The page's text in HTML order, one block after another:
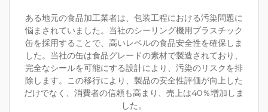
ある地元の食品加工業者は、包装工程における汚染問題に
悩まされていました。当社のシーリング機用プラスチック
缶を採用することで、高いレベルの食品安全性を確保しま
した。当社の缶は食品グレードの素材で製造されており、
完全なシールを可能にする設計により、汚染のリスクを排
除します。この移行により、製品の安全性評価が向上した
だけでなく、消費者の信頼も高まり、売上は40％増加しま
した。